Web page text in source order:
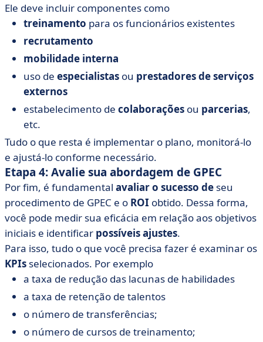
Ele deve incluir componentes como
treinamento para os funcionários existentes
recrutamento
mobilidade interna
uso de especialistas ou prestadores de serviços
externos
estabelecimento de colaborações ou parcerias,
etc.
Tudo o que resta é implementar o plano, monitorá-lo
e ajustá-lo conforme necessário.
Etapa 4: Avalie sua abordagem de GPEC
Por fim, é fundamental avaliar o sucesso de seu
procedimento de GPEC e o ROI obtido. Dessa forma,
você pode medir sua eficácia em relação aos objetivos
iniciais e identificar possíveis ajustes.
Para isso, tudo o que você precisa fazer é examinar os
KPIs selecionados. Por exemplo
a taxa de redução das lacunas de habilidades
a taxa de retenção de talentos
o número de transferências;
o número de cursos de treinamento;